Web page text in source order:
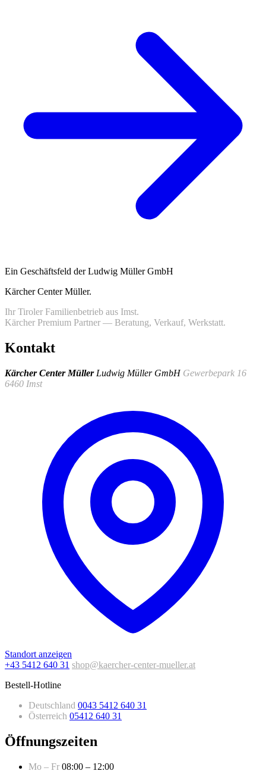
Ein Geschäftsfeld der Ludwig Müller GmbH
Kärcher Center Müller.
Ihr Tiroler Familienbetrieb aus Imst.
Kärcher Premium Partner — Beratung, Verkauf, Werkstatt.
Kontakt
Kärcher Center Müller Ludwig Müller GmbH Gewerbepark 16
6460 Imst
Standort anzeigen
+43 5412 640 31 shop@kaercher-center-mueller.at
Bestell-Hotline
Deutschland 0043 5412 640 31
Österreich 05412 640 31
Öffnungszeiten
Mo – Fr 08:00 – 12:00